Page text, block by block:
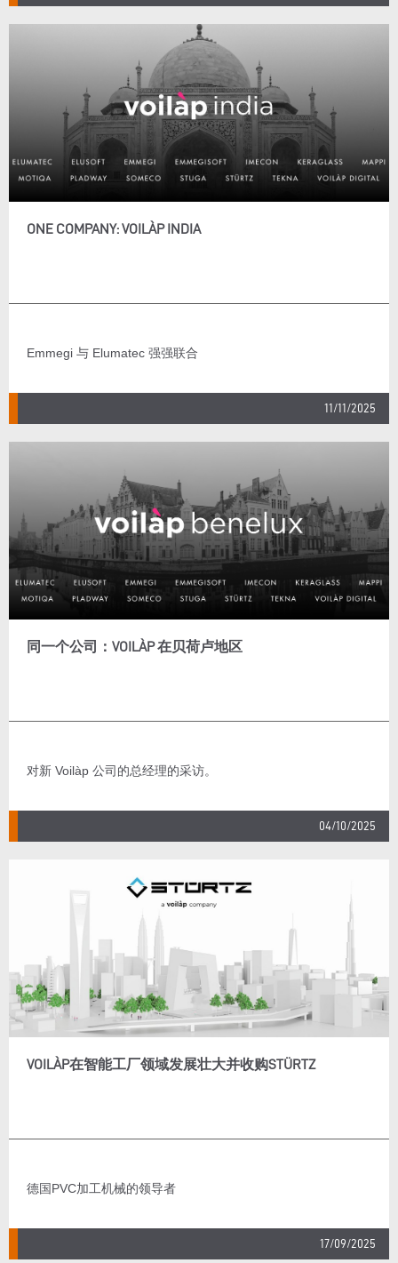
ONE COMPANY: VOILÀP INDIA
Emmegi 与 Elumatec 强强联合
11/11/2025
同一个公司：VOILÀP 在贝荷卢地区
对新 Voilàp 公司的总经理的采访。
04/10/2025
VOILÀP在智能工厂领域发展壮大并收购STÜRTZ
德国PVC加工机械的领导者
17/09/2025